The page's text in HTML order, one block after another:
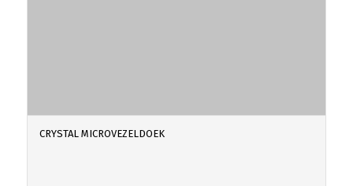
CRYSTAL MICROVEZELDOEK